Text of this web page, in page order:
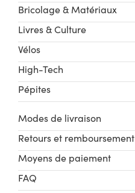
Bricolage & Matériaux
Livres & Culture
Vélos
High-Tech
Pépites
Modes de livraison
Retours et remboursement
Moyens de paiement
FAQ